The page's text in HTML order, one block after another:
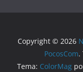
Copyright © 2026
PocosCom.
Tema: ColorMag